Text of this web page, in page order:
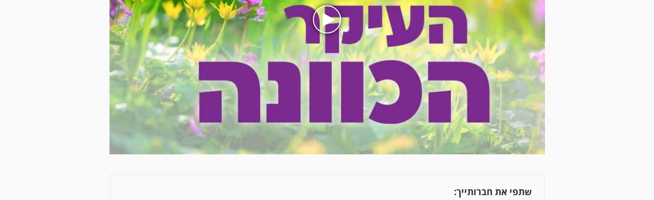
בעת
לחיצה
הכפתור
הינך
מפעיל
איך
מתודעת
סבל
וייאוש
שתפי את חברותייך: